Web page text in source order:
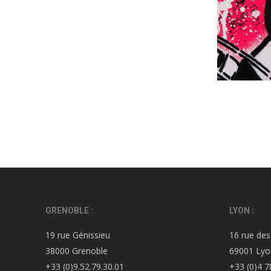
GRENOBLE :
19 rue Génissieu
38000 Grenoble
+33 (0)9.52.79.30.01
LYON :
16 rue
69001
+33 (0)4